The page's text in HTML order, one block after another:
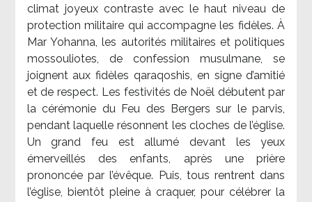
climat joyeux contraste avec le haut niveau de
protection militaire qui accompagne les fidèles. À
Mar Yohanna, les autorités militaires et politiques
mossouliotes, de confession musulmane, se
joignent aux fidèles qaraqoshis, en signe d’amitié
et de respect. Les festivités de Noël débutent par
la cérémonie du Feu des Bergers sur le parvis,
pendant laquelle résonnent les cloches de l’église.
Un grand feu est allumé devant les yeux
émerveillés des enfants, après une prière
prononcée par l’évêque. Puis, tous rentrent dans
l’église, bientôt pleine à craquer, pour célébrer la